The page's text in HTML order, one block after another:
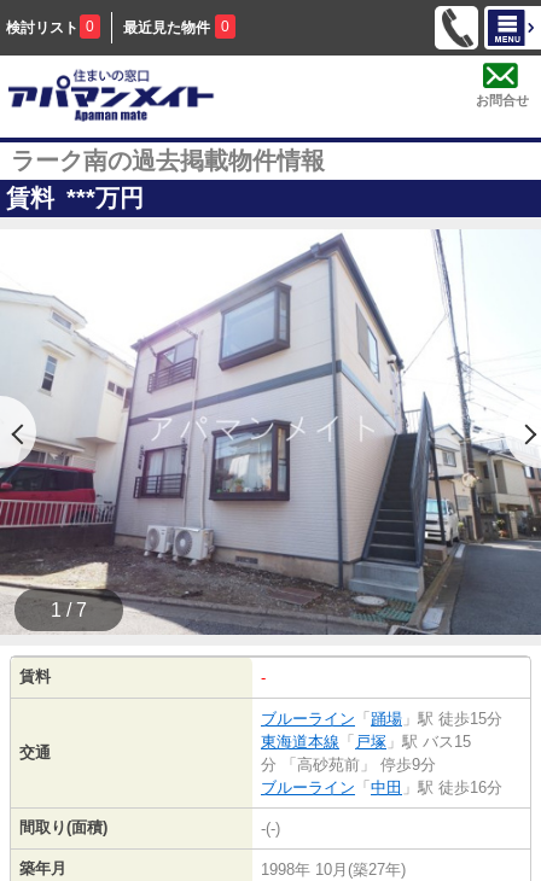
検討リスト 0 最近見た物件 0
お問合せ
ラーク南の過去掲載物件情報
賃料 ***万円
1 / 7
賃料 -
交通
ブルーライン 「 踊場 」駅 徒歩15分
東海道本線 「 戸塚 」駅 バス15
分 「高砂苑前」 停歩9分
ブルーライン 「 中田 」駅 徒歩16分
間取り(面積) -(-)
築年月 1998年 10月(築27年)